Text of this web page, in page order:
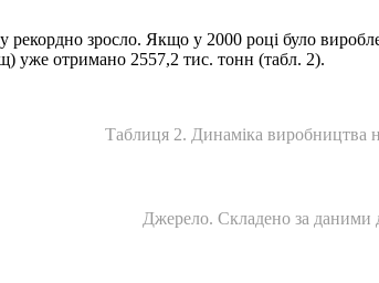
рекордно зросло. Якщо у 2000 році було
уже отримано 2557,2 тис. тонн (табл. 2).
Таблиця 2. Динаміка виробництва
Джерело. Складено за даними